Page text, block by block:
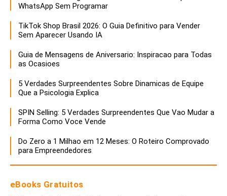
WhatsApp Sem Programar
TikTok Shop Brasil 2026: O Guia Definitivo para Vender
Sem Aparecer Usando IA
Guia de Mensagens de Aniversario: Inspiracao para Todas
as Ocasioes
5 Verdades Surpreendentes Sobre Dinamicas de Equipe
Que a Psicologia Explica
SPIN Selling: 5 Verdades Surpreendentes Que Vao Mudar a
Forma Como Voce Vende
Do Zero a 1 Milhao em 12 Meses: O Roteiro Comprovado
para Empreendedores
eBooks Gratuitos